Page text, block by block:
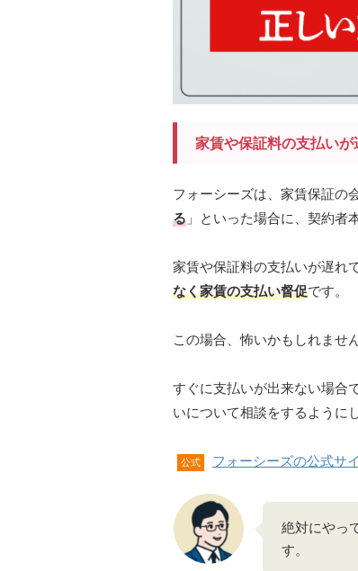
家賃や保証料の支払い
フォーシーズは、家賃保証の
る 」といった場合に、契約者
家賃や保証料の支払いが遅れ
なく家賃の支払い督促です。
この場合、怖いかもしれません
すぐに支払いが出来ない場合
いについて相談をするように
公式 フォーシーズの公式サ
絶対にやっ
す。